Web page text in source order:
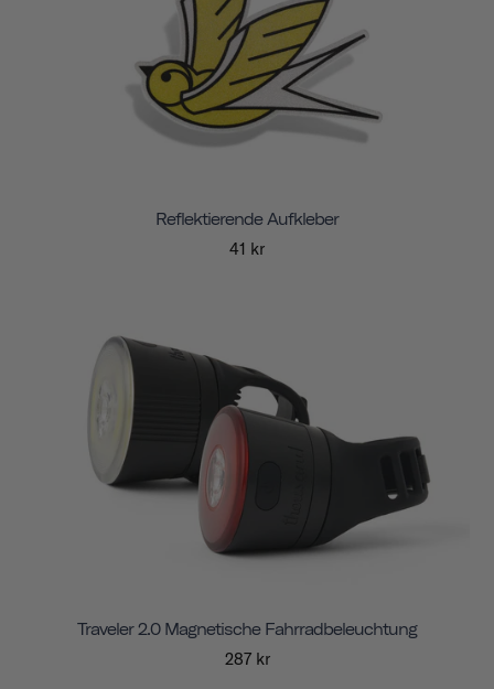
Reflektierende Aufkleber
41 kr
Traveler 2.0 Magnetische Fahrradbeleuchtung
287 kr